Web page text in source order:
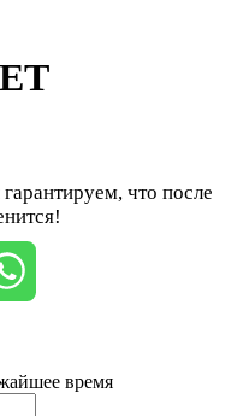
что после
время